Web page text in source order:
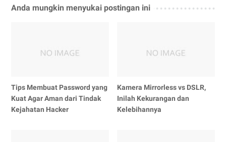
Anda mungkin menyukai postingan ini
Tips Membuat Password yang
Kuat Agar Aman dari Tindak
Kejahatan Hacker
Kamera Mirrorless vs DSLR,
Inilah Kekurangan dan
Kelebihannya